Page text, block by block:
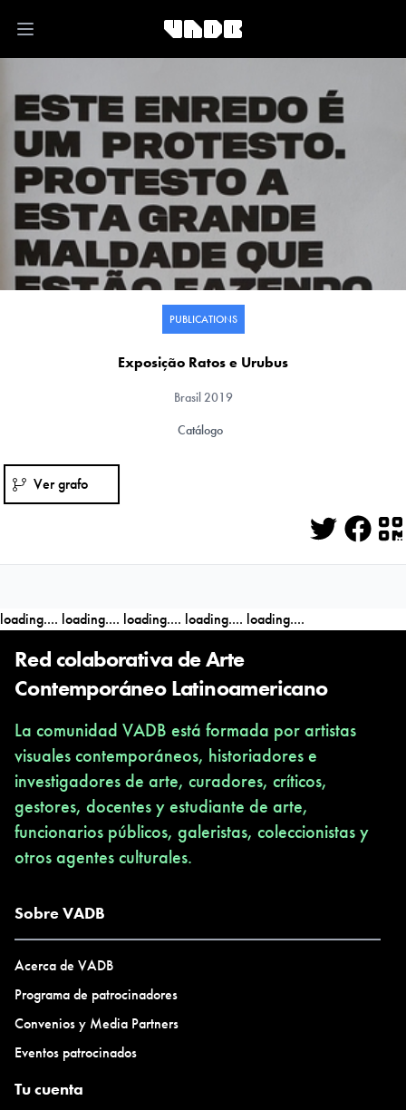
Open main menu
PUBLICATIONS
Exposição Ratos e Urubus
Brasil2019
Catálogo
Ver grafo
Twitter
loading.... loading.... loading.... loading.... loading....
Red colaborativa de Arte
Contemporáneo Latinoamericano
La comunidad VADB está formada por artistas
visuales contemporáneos, historiadores e
investigadores de arte, curadores, críticos,
gestores, docentes y estudiante de arte,
funcionarios públicos, galeristas, coleccionistas y
otros agentes culturales.
Sobre VADB
Acerca de VADB
Programa de patrocinadores
Convenios y Media Partners
Eventos patrocinados
Tu cuenta